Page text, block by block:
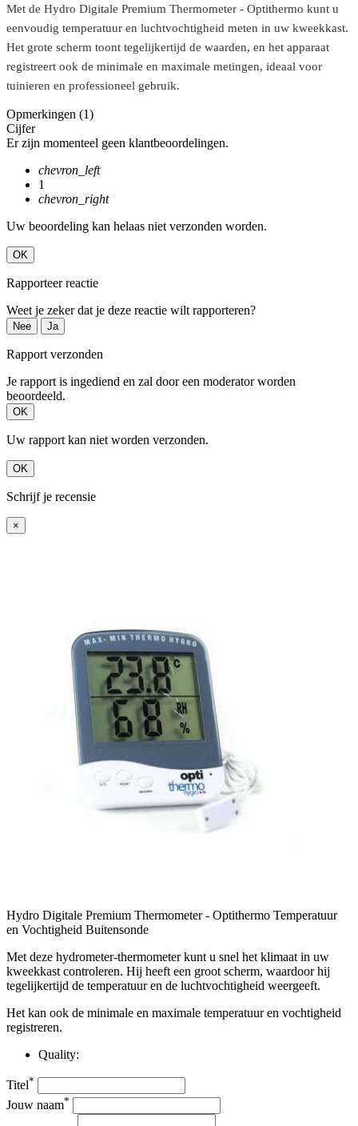
Met de Hydro Digitale Premium Thermometer - Optithermo kunt u
eenvoudig temperatuur en luchtvochtigheid meten in uw kweekkast.
Het grote scherm toont tegelijkertijd de waarden, en het apparaat
registreert ook de minimale en maximale metingen, ideaal voor
tuinieren en professioneel gebruik.
Opmerkingen (1)
Cijfer
Er zijn momenteel geen klantbeoordelingen.
chevron_left
1
chevron_right
Uw beoordeling kan helaas niet verzonden worden.
OK
Rapporteer reactie
Weet je zeker dat je deze reactie wilt rapporteren?
Nee Ja
Rapport verzonden
Je rapport is ingediend en zal door een moderator worden
beoordeeld.
OK
Uw rapport kan niet worden verzonden.
OK
Schrijf je recensie
×
Hydro Digitale Premium Thermometer - Optithermo Temperatuur
en Vochtigheid Buitensonde
Met deze hydrometer-thermometer kunt u snel het klimaat in uw
kweekkast controleren. Hij heeft een groot scherm, waardoor hij
tegelijkertijd de temperatuur en de luchtvochtigheid weergeeft.
Het kan ook de minimale en maximale temperatuur en vochtigheid
registreren.
Quality:
Titel*
Jouw naam*